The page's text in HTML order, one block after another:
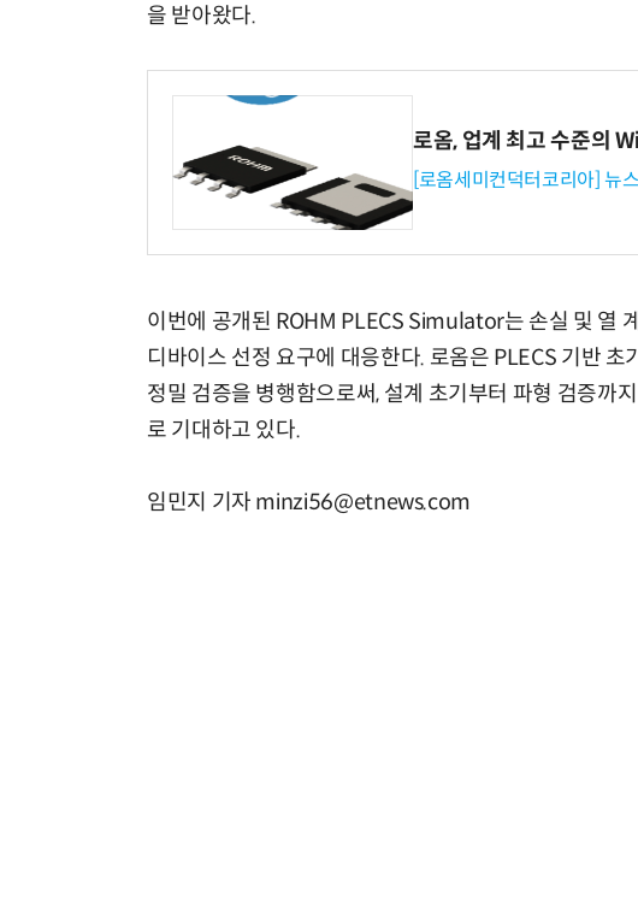
을 받아왔다.
로옴, 업계 최고 수준의
[로옴세미컨덕터코리아] 뉴
이번에 공개된 ROHM PLECS Simulator는 손실 및 열
디바이스 선정 요구에 대응한다. 로옴은 PLECS 기반
정밀 검증을 병행함으로써, 설계 초기부터 파형 검증까
로 기대하고 있다.
임민지 기자 minzi56@etnews.com